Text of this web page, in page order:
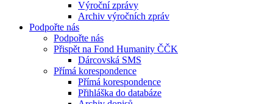
Výroční zprávy
Archiv výročních zpráv
Podpořte nás
Podpořte nás
Přispět na Fond Humanity ČČK
Dárcovská SMS
Přímá korespondence
Přímá korespondence
Přihláška do databáze